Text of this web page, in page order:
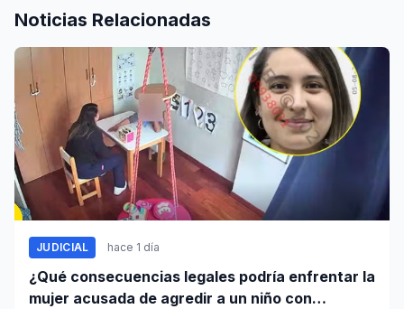
Noticias Relacionadas
JUDICIAL hace 1 día
¿Qué consecuencias legales podría enfrentar la
mujer acusada de agredir a un niño con